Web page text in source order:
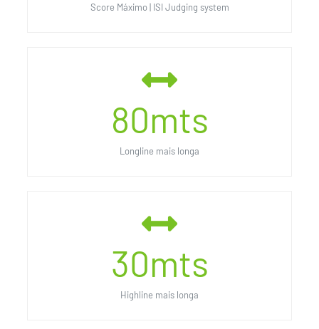
Score Máximo | ISI Judging system
80mts
Longline mais longa
30mts
Highline mais longa